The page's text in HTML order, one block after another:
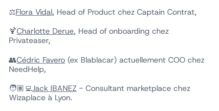
⚖️Flora Vidal, Head of Product chez Captain Contrat,
🍹Charlotte Derue, Head of onboarding chez
Privateaser,
👥Cédric Favero(ex Blablacar) actuellement COO chez
NeedHelp,
🧑🏽‍💻Jack IBANEZ - Consultant marketplace chez
Wizaplace à Lyon.